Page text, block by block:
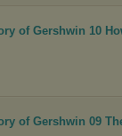
of Gershwin 10
of Gershwin 09